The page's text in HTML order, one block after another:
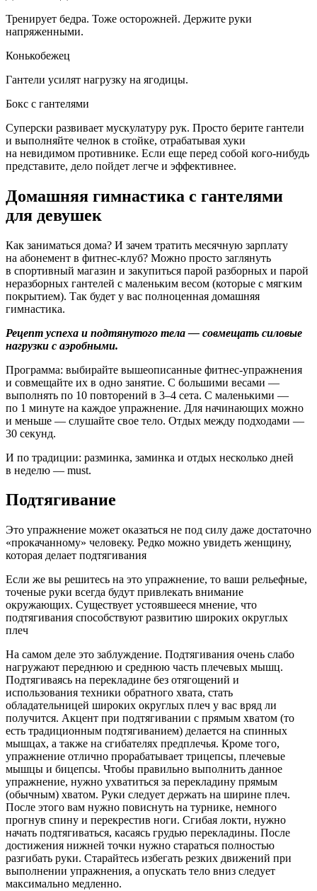
Тренирует бедра. Тоже осторожней. Держите руки
напряженными.
Конькобежец
Гантели усилят нагрузку на ягодицы.
Бокс с гантелями
Суперски развивает мускулатуру рук. Просто берите гантели
и выполняйте челнок в стойке, отрабатывая хуки
на невидимом противнике. Если еще перед собой кого-нибудь
представите, дело пойдет легче и эффективнее.
Домашняя гимнастика с гантелями
для девушек
Как заниматься дома? И зачем тратить месячную зарплату
на абонемент в фитнес-клуб? Можно просто заглянуть
в спортивный магазин и закупиться парой разборных и парой
неразборных гантелей с маленьким весом (которые с мягким
покрытием). Так будет у вас полноценная домашняя
гимнастика.
Рецепт успеха и подтянутого тела — совмещать силовые
нагрузки с аэробными.
Программа: выбирайте вышеописанные фитнес-упражнения
и совмещайте их в одно занятие. С большими весами —
выполнять по 10 повторений в 3–4 сета. С маленькими —
по 1 минуте на каждое упражнение. Для начинающих можно
и меньше — слушайте свое тело. Отдых между подходами —
30 секунд.
И по традиции: разминка, заминка и отдых несколько дней
в неделю — must.
Подтягивание
Это упражнение может оказаться не под силу даже достаточно
«прокачанному» человеку. Редко можно увидеть женщину,
которая делает подтягивания
Если же вы решитесь на это упражнение, то ваши рельефные,
точеные руки всегда будут привлекать внимание
окружающих. Существует устоявшееся мнение, что
подтягивания способствуют развитию широких округлых
плеч
На самом деле это заблуждение. Подтягивания очень слабо
нагружают переднюю и среднюю часть плечевых мышц.
Подтягиваясь на перекладине без отягощений и
использования техники обратного хвата, стать
обладательницей широких округлых плеч у вас вряд ли
получится. Акцент при подтягивании с прямым хватом (то
есть традиционным подтягиванием) делается на спинных
мышцах, а также на сгибателях предплечья. Кроме того,
упражнение отлично прорабатывает трицепсы, плечевые
мышцы и бицепсы. Чтобы правильно выполнить данное
упражнение, нужно ухватиться за перекладину прямым
(обычным) хватом. Руки следует держать на ширине плеч.
После этого вам нужно повиснуть на турнике, немного
прогнув спину и перекрестив ноги. Сгибая локти, нужно
начать подтягиваться, касаясь грудью перекладины. После
достижения нижней точки нужно стараться полностью
разгибать руки. Старайтесь избегать резких движений при
выполнении упражнения, а опускать тело вниз следует
максимально медленно.